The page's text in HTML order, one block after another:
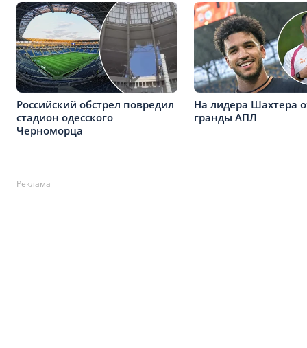
Российский обстрел повредил
стадион одесского
Черноморца
На лидера Шахтера
гранды АПЛ
Реклама